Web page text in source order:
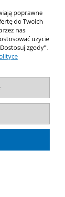
poprawne
do Twoich
nas
użycie
zgody".